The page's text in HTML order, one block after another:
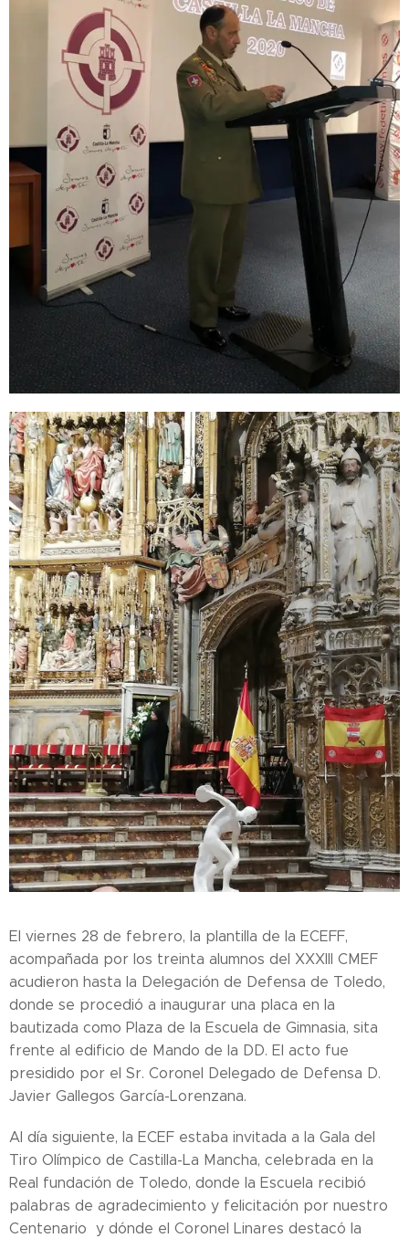
El viernes 28 de febrero, la plantilla de la ECEFF,
acompañada por los treinta alumnos del XXXIII CMEF
acudieron hasta la Delegación de Defensa de Toledo,
donde se procedió a inaugurar una placa en la
bautizada como Plaza de la Escuela de Gimnasia, sita
frente al edificio de Mando de la DD. El acto fue
presidido por el Sr. Coronel Delegado de Defensa D.
Javier Gallegos García-Lorenzana.
Al día siguiente, la ECEF estaba invitada a la Gala del
Tiro Olímpico de Castilla-La Mancha, celebrada en la
Real fundación de Toledo, donde la Escuela recibió
palabras de agradecimiento y felicitación por nuestro
Centenario y dónde el Coronel Linares destacó la